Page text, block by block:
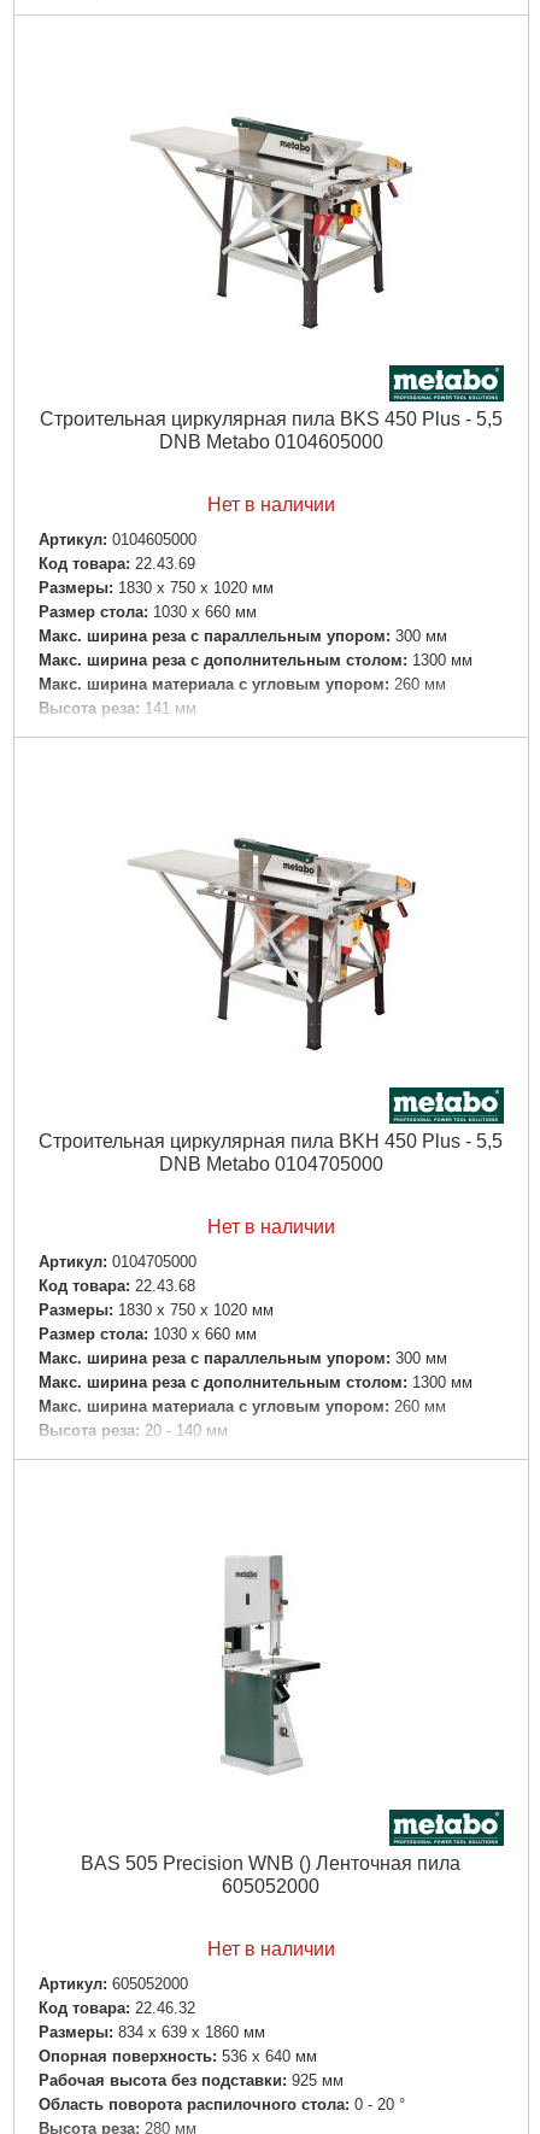
Число оборотов при номинальной нагрузке: 2750 /мин
Звуковая эмиссия: Уровень звукового давления:
Звуковая эмиссия: Уровень звуковой мощности (LwA):
Звуковая эмиссия: Погрешность измерения K:
Подробнее...
Строительная циркулярная пила BKS 450 Plus - 5,5
DNB Metabo 0104605000
Нет в наличии
Артикул: 0104605000
Код товара: 22.43.69
Размеры: 1830 x 750 x 1020 мм
Размер стола: 1030 x 660 мм
Макс. ширина реза с параллельным упором: 300 мм
Макс. ширина реза с дополнительным столом: 1300 мм
Макс. ширина материала с угловым упором: 260 мм
Высота реза: 141 мм
Число оборотов при номинальной нагрузке: 2735 /мин
Звуковая эмиссия: Уровень звукового давления:
Звуковая эмиссия: Уровень звуковой мощности (LwA):
Звуковая эмиссия: Погрешность измерения K:
Подробнее...
Строительная циркулярная пила BKH 450 Plus - 5,5
DNB Metabo 0104705000
Нет в наличии
Артикул: 0104705000
Код товара: 22.43.68
Размеры: 1830 x 750 x 1020 мм
Размер стола: 1030 x 660 мм
Макс. ширина реза с параллельным упором: 300 мм
Макс. ширина реза с дополнительным столом: 1300 мм
Макс. ширина материала с угловым упором: 260 мм
Высота реза: 20 - 140 мм
Число оборотов при номинальной нагрузке: 2750 /мин
3200 (S1 100 %) Вт
Звуковая эмиссия: Уровень звукового давления:
Звуковая эмиссия: Уровень звуковой мощности (LwA):
Звуковая эмиссия: Погрешность измерения K:
Подробнее...
BAS 505 Precision WNB () Ленточная пила
605052000
Нет в наличии
Артикул: 605052000
Код товара: 22.46.32
Размеры: 834 x 639 x 1860 мм
Опорная поверхность: 536 x 640 мм
Рабочая высота без подставки: 925 мм
Область поворота распилочного стола: 0 - 20 °
Высота реза: 280 мм